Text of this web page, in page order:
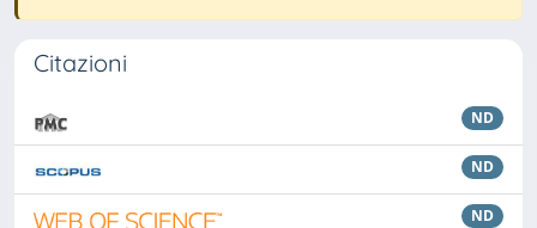
Citazioni
ND
ND
ND